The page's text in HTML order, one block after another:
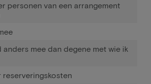
personen van een arrangement
anders mee dan degene met wie ik
reserveringskosten